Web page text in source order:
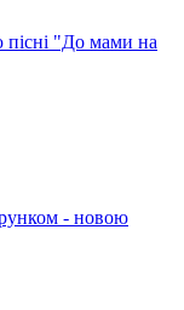
пісні "До мами на
- новою